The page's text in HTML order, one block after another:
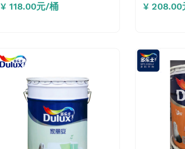
¥ 118.00元/桶 ¥ 208.00